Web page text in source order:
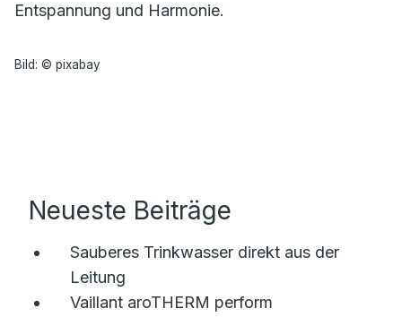
Entspannung und Harmonie.
Bild: © pixabay
Neueste Beiträge
Sauberes Trinkwasser direkt aus der
Leitung
Vaillant aroTHERM perform